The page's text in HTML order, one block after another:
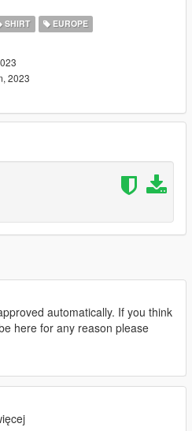
||| And we transfer all
SHIRT EUROPE
2023
automatically. If you think
here for any reason please